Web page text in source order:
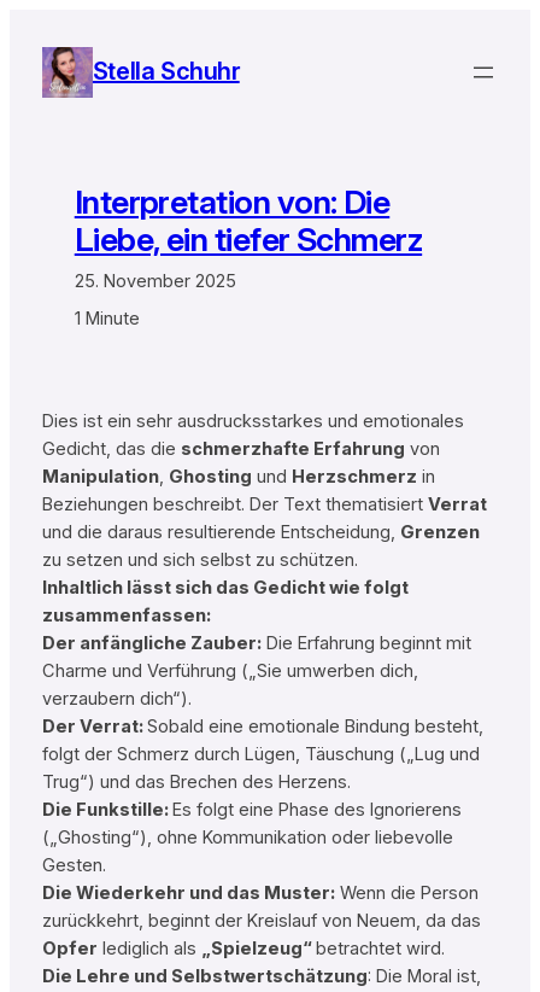
Inhalt
springen
Stella Schuhr
Interpretation von: Die
Liebe, ein tiefer Schmerz
25. November 2025
1 Minute
Dies ist ein sehr ausdrucksstarkes und emotionales
Gedicht, das die schmerzhafte Erfahrung von
Manipulation, Ghosting und Herzschmerz in
Beziehungen beschreibt. Der Text thematisiert Verrat
und die daraus resultierende Entscheidung, Grenzen
zu setzen und sich selbst zu schützen.
Inhaltlich lässt sich das Gedicht wie folgt
zusammenfassen:
Der anfängliche Zauber:Die Erfahrung beginnt mit
Charme und Verführung („Sie umwerben dich,
verzaubern dich“).
Der Verrat:Sobald eine emotionale Bindung besteht,
folgt der Schmerz durch Lügen, Täuschung („Lug und
Trug“) und das Brechen des Herzens.
Die Funkstille:Es folgt eine Phase des Ignorierens
(„Ghosting“), ohne Kommunikation oder liebevolle
Gesten.
Die Wiederkehr und das Muster:Wenn die Person
zurückkehrt, beginnt der Kreislauf von Neuem, da das
Opfer lediglich als „Spielzeug“betrachtet wird.
Die Lehre und Selbstwertschätzung: Die Moral ist,